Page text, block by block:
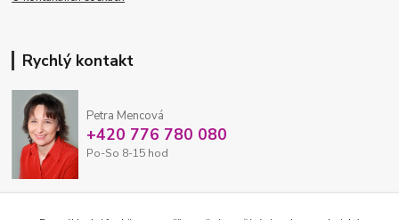
Rychlý kontakt
Petra Mencová
+420 776 780 080
Po-So 8-15 hod